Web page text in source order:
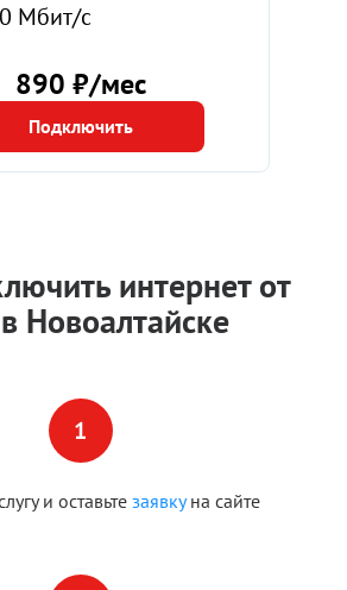
Мбит/с
890 ₽/мес
Подключить
интернет от
Новоалтайске
и оставьте заявкуна сайте